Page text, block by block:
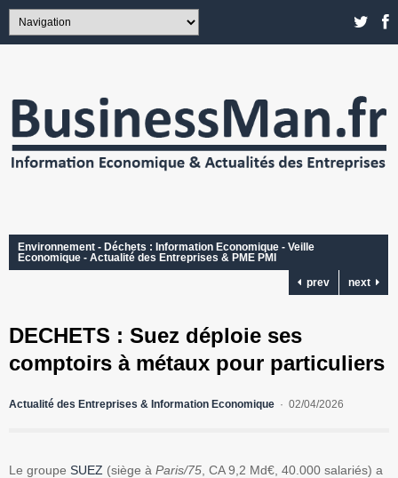
Environnement - Déchets : Information Economique - Veille
Economique - Actualité des Entreprises & PME PMI
prev
next
DECHETS : Suez déploie ses
comptoirs à métaux pour particuliers
Actualité des Entreprises & Information Economique 02/04/2026
Le groupe SUEZ (siège à Paris/75, CA 9,2 Md€, 40.000 salariés) a